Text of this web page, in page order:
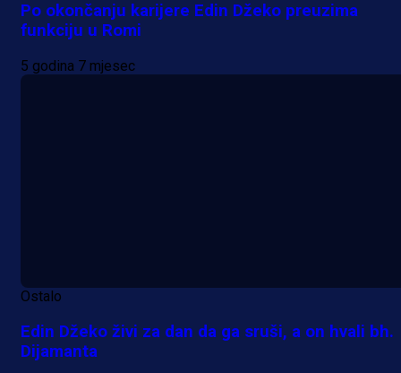
Po okončanju karijere Edin Džeko preuzima
funkciju u Romi
5 godina 7 mjesec
Ostalo
Edin Džeko živi za dan da ga sruši, a on hvali bh.
Dijamanta